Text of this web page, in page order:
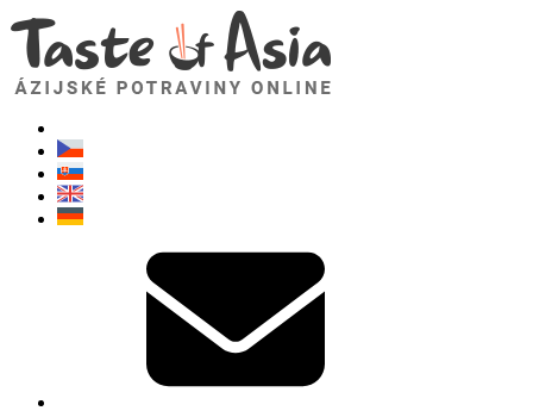
TasteOfAsia.sk
Neváhajte sa opýtať. Som tu pre vás!